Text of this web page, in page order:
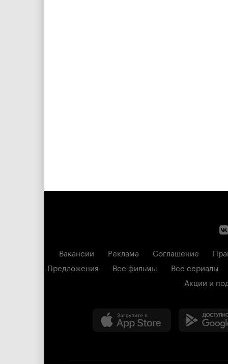
Вакансии Реклама Соглашение
Предложения
Все фильмы
Все сериалы
Акции и